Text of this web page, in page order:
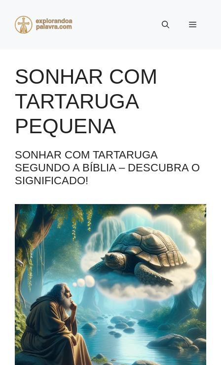
Menu
SONHAR COM
TARTARUGA
PEQUENA
SONHAR COM TARTARUGA
SEGUNDO A BÍBLIA – DESCUBRA O
SIGNIFICADO!